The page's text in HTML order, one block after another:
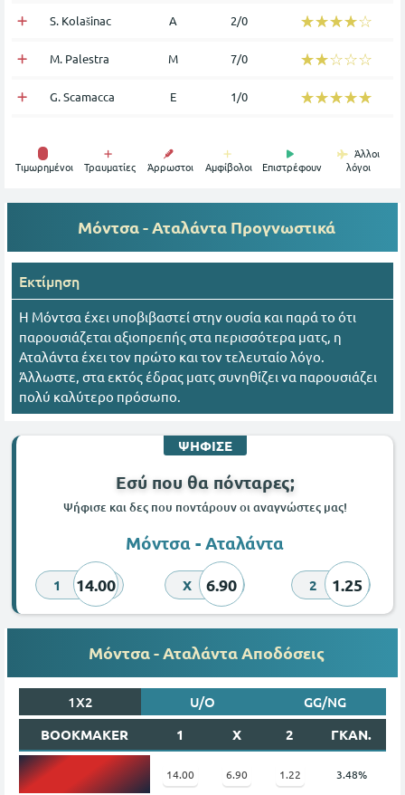
S. Kolašinac Α 2/0 ☆☆☆☆☆
★★★★★
M. Palestra Μ 7/0 ☆☆☆☆☆
★★★★★
G. Scamacca Ε 1/0 ☆☆☆☆☆
★★★★★
Tιμωρημένοι Τραυματίες Άρρωστοι Αμφίβολοι Επιστρέφουν
Άλλοι
λόγοι
Μόντσα - Αταλάντα Προγνωστικά
Εκτίμηση
Η Μόντσα έχει υποβιβαστεί στην ουσία και παρά το ότι
παρουσιάζεται αξιοπρεπής στα περισσότερα ματς, η
Αταλάντα έχει τον πρώτο και τον τελευταίο λόγο.
Άλλωστε, στα εκτός έδρας ματς συνηθίζει να παρουσιάζει
πολύ καλύτερο πρόσωπο.
ΨΗΦΙΣΕ
Εσύ που θα πόνταρες;
Ψήφισε και δες που ποντάρουν οι αναγνώστες μας!
Μόντσα - Αταλάντα
1 14.00 X 6.90 2 1.25
Μόντσα - Αταλάντα Αποδόσεις
1X2 U/O
GG/NG
BOOKMAKER
1 X 2 ΓΚΑΝ.
14.00 6.90 1.22 3.48%